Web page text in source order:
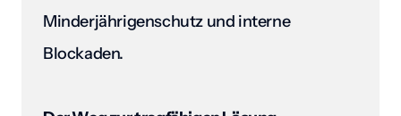
Minderjährigenschutz und interne
Blockaden.